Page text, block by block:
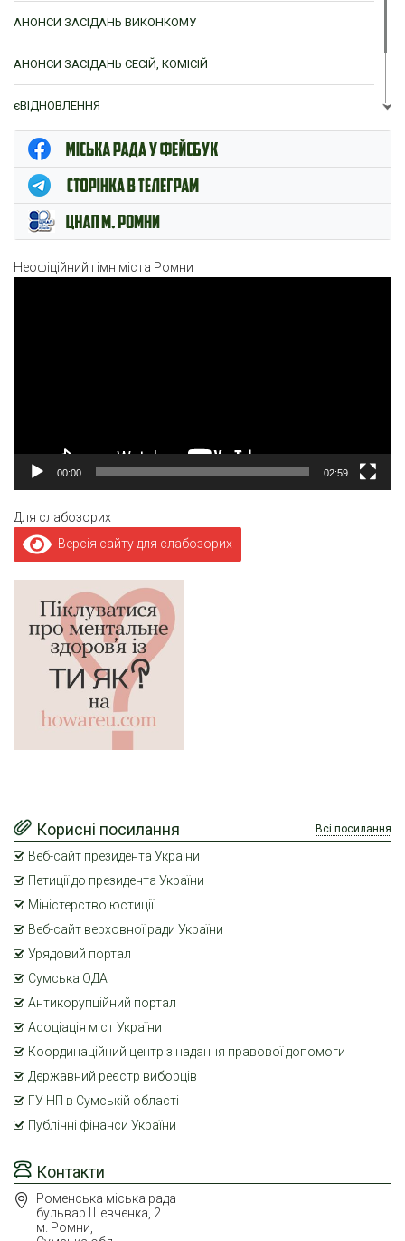
АНОНСИ ЗАСІДАНЬ ВИКОНКОМУ
АНОНСИ ЗАСІДАНЬ СЕСІЙ, КОМІСІЙ
єВІДНОВЛЕННЯ
ЦНАП м. Ромни
Неофіційний гімн міста Ромни
00:00 02:59
Для слабозорих
Версія сайту для слабозорих
Контакти
Роменська міська рада
бульвар Шевченка, 2
м. Ромни,
Корисні посилання Всі посилання
Веб-сайт президента України
Петиції до президента України
Міністерство юстиції
Веб-сайт верховної ради України
Урядовий портал
Сумська ОДА
Антикорупційний портал
Асоціація міст України
Координаційний центр з надання правової допомоги
Державний реєстр виборців
ГУ НП в Сумській області
Публічні фінанси України